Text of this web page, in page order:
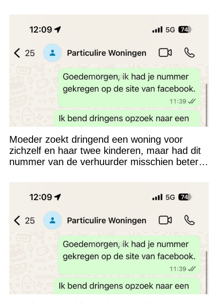
Moeder zoekt dringend een woning voor
zichzelf en haar twee kinderen, maar had dit
nummer van de verhuurder misschien beter